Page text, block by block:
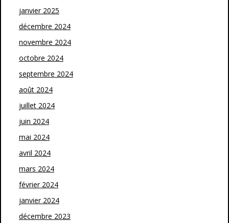
janvier 2025
décembre 2024
novembre 2024
octobre 2024
septembre 2024
août 2024
juillet 2024
juin 2024
mai 2024
avril 2024
mars 2024
février 2024
janvier 2024
décembre 2023